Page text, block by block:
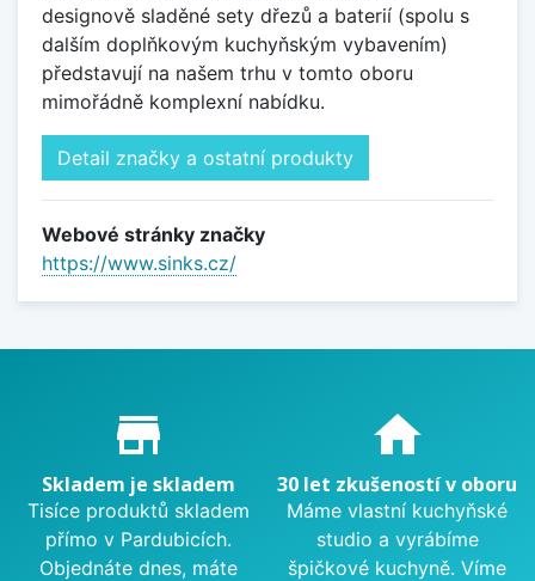
designově sladěné sety dřezů a baterií (spolu s
dalším doplňkovým kuchyňským vybavením)
představují na našem trhu v tomto oboru
mimořádně komplexní nabídku.
Detail značky a ostatní produkty
Webové stránky značky
https://www.sinks.cz/
Proč nakupovat u nás?
store_mall_directory
Skladem je skladem
Tisíce produktů skladem
přímo v Pardubicích.
Objednáte dnes, máte
home
30 let zkušeností v oboru
Máme vlastní kuchyňské
studio a vyrábíme
špičkové kuchyně. Víme